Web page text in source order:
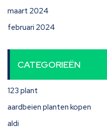
maart 2024
februari 2024
CATEGORIEËN
123 plant
aardbeien planten kopen
aldi